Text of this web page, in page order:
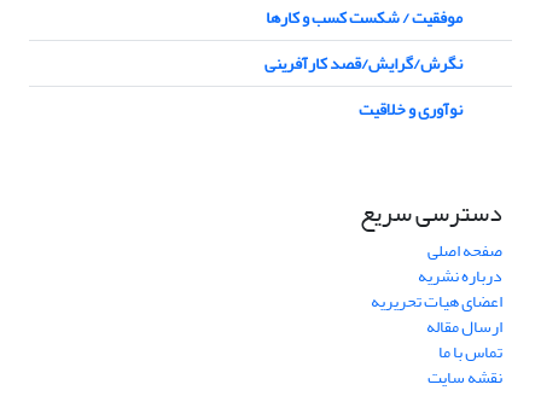
موفقیت / شکست کسب و کارها
نگرش/گرایش/قصد کارآفرینی
نوآوری و خلاقیت
دسترسی سریع
صفحه اصلی
درباره نشریه
اعضای هیات تحریریه
ارسال مقاله
تماس با ما
نقشه سایت